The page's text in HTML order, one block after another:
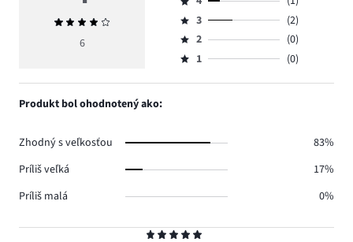
Priemerné
hodnotenie
6
5,
počet
hlasov
3.
Hodnotenie
4,
počet
hlasov
Hodnotenie
3,
počet
3
(2)
Hodnotenie
2,
2
(0)
Hodnotenie
1,
1 (0)
Produkt bol ohodnotený ako:
Zhodný s veľkosťou
83%
Príliš veľká
17%
Príliš malá
0%